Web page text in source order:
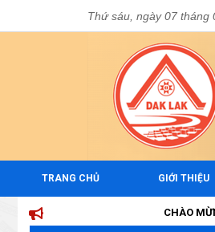
Thứ sáu, ngày 07 tháng
TRANG CHỦ GIỚI THIỆU
CHÀO MỪNG